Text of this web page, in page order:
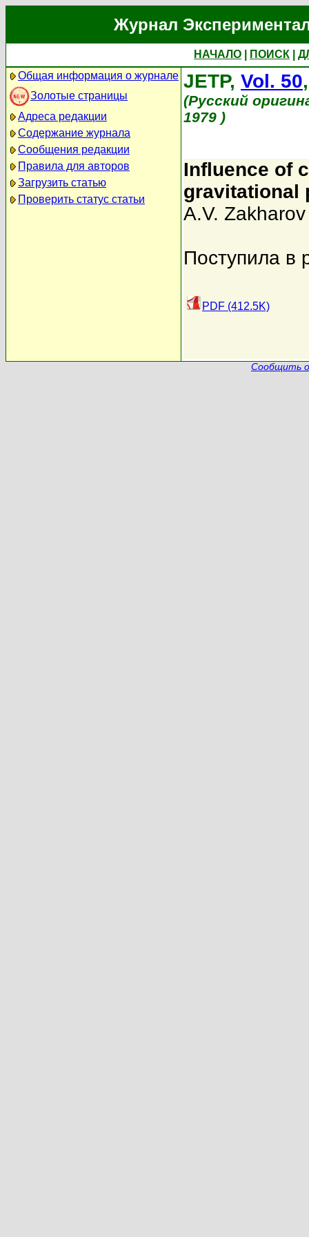
Журнал
НАЧАЛО ПОИСК
Общая информация о журнале
Золотые страницы
Адреса редакции
Содержание журнала
Сообщения редакции
Правила для авторов
Загрузить статью
Проверить статус статьи
JETP, Vol. 50
(Русский
1979 )
Influence of
gravitational
A.V. Zakharov
Поступила в
PDF (412.5K)
Сообщить о